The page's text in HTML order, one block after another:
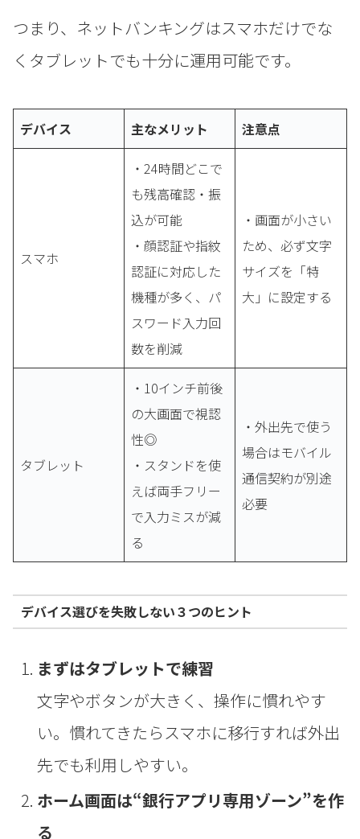
つまり、ネットバンキングはスマホだけでな
くタブレットでも十分に運用可能です。
デバイス 主なメリット 注意点
スマホ
・24時間どこで
も残高確認・振
込が可能
・顔認証や指紋
認証に対応した
機種が多く、パ
スワード入力回
数を削減
・画面が小さい
ため、必ず文字
サイズを「特
大」に設定する
タブレット
・10インチ前後
の大画面で視認
性◎
・スタンドを使
えば両手フリー
で入力ミスが減
る
・外出先で使う
場合はモバイル
通信契約が別途
必要
デバイス選びを失敗しない３つのヒント
まずはタブレットで練習
文字やボタンが大きく、操作に慣れやす
い。慣れてきたらスマホに移行すれば外出
先でも利用しやすい。
ホーム画面は“銀行アプリ専用ゾーン”を作
る